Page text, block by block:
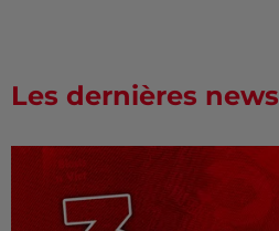
Les dernières news